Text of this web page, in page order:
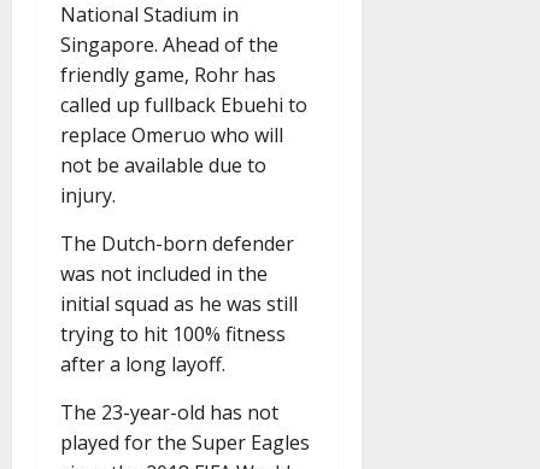
National Stadium in
Singapore. Ahead of the
friendly game, Rohr has
called up fullback Ebuehi to
replace Omeruo who will
not be available due to
injury.
The Dutch-born defender
was not included in the
initial squad as he was still
trying to hit 100% fitness
after a long layoff.
The 23-year-old has not
played for the Super Eagles